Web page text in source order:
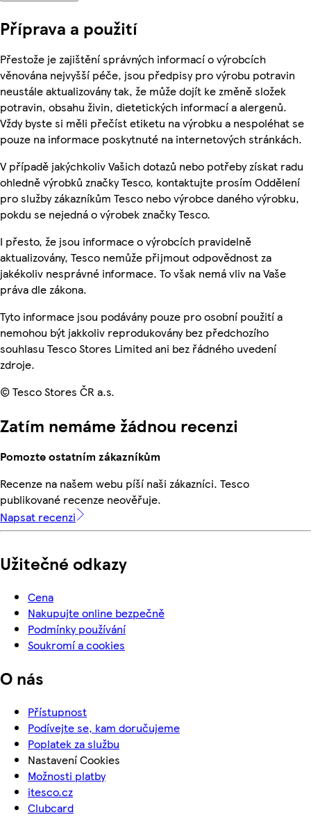
Příprava a použití
Přestože je zajištění správných informací o výrobcích
věnována nejvyšší péče, jsou předpisy pro výrobu potravin
neustále aktualizovány tak, že může dojít ke změně složek
potravin, obsahu živin, dietetických informací a alergenů.
Vždy byste si měli přečíst etiketu na výrobku a nespoléhat se
pouze na informace poskytnuté na internetových stránkách.
V případě jakýchkoliv Vašich dotazů nebo potřeby získat radu
ohledně výrobků značky Tesco, kontaktujte prosím Oddělení
pro služby zákazníkům Tesco nebo výrobce daného výrobku,
pokdu se nejedná o výrobek značky Tesco.
I přesto, že jsou informace o výrobcích pravidelně
aktualizovány, Tesco nemůže přijmout odpovědnost za
jakékoliv nesprávné informace. To však nemá vliv na Vaše
práva dle zákona.
Tyto informace jsou podávány pouze pro osobní použití a
nemohou být jakkoliv reprodukovány bez předchozího
souhlasu Tesco Stores Limited ani bez řádného uvedení
zdroje.
© Tesco Stores ČR a.s.
Zatím nemáme žádnou recenzi
Pomozte ostatním zákazníkům
Recenze na našem webu píší naši zákazníci. Tesco
publikované recenze neověřuje.
Napsat recenzi
Užitečné odkazy
Cena
Nakupujte online bezpečně
Podmínky používání
Soukromí a cookies
O nás
Přístupnost
Podívejte se, kam doručujeme
Poplatek za službu
Nastavení Cookies
Možnosti platby
itesco.cz
Clubcard